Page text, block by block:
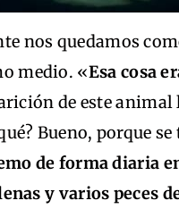
nos quedamos
medio. «Esa cosa
de este
Bueno, porque
de forma diaria
y varios peces